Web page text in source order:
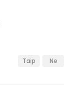
Taip Ne